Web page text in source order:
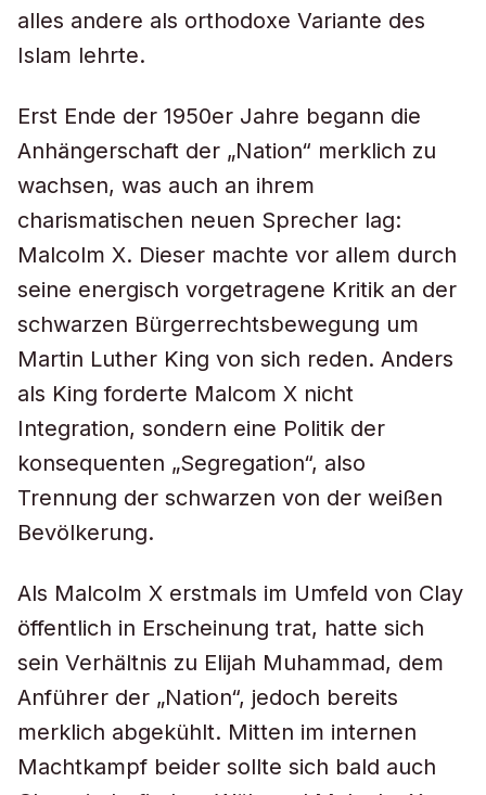
alles andere als orthodoxe Variante des
Islam lehrte.
Erst Ende der 1950er Jahre begann die
Anhängerschaft der „Nation“ merklich zu
wachsen, was auch an ihrem
charismatischen neuen Sprecher lag:
Malcolm X. Dieser machte vor allem durch
seine energisch vorgetragene Kritik an der
schwarzen Bürgerrechtsbewegung um
Martin Luther King von sich reden. Anders
als King forderte Malcom X nicht
Integration, sondern eine Politik der
konsequenten „Segregation“, also
Trennung der schwarzen von der weißen
Bevölkerung.
Als Malcolm X erstmals im Umfeld von Clay
öffentlich in Erscheinung trat, hatte sich
sein Verhältnis zu Elijah Muhammad, dem
Anführer der „Nation“, jedoch bereits
merklich abgekühlt. Mitten im internen
Machtkampf beider sollte sich bald auch